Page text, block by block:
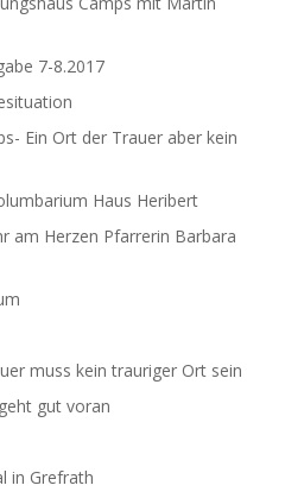
7-8.2017
Ein Ort der Trauer aber kein
Haus Heribert
am Herzen Pfarrerin Barbara
muss kein trauriger Ort sein
gut voran
in Grefrath